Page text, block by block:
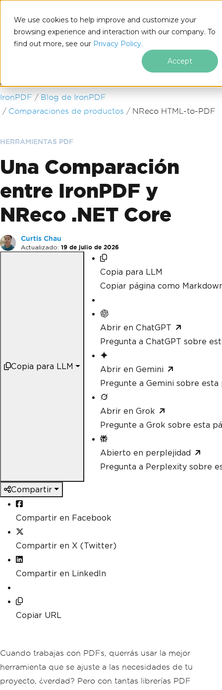
We use cookies to help improve and customize your
browsing experience and interaction with our company. To
find out more, see our Privacy Policy.
Accept
Saltar al pie de página
IronPDF
Blog de IronPDF
Comparaciones de productos
NReco HTML-to-PDF
HERRAMIENTAS PDF
Una Comparación
entre IronPDF y
NReco .NET Core
Curtis Chau
Actualizado: 19 de julio de 2026
Copia para LLM
Copia para LLM
Copiar página como
Abrir en ChatGPT
Pregunta a ChatGPT sobre
Abrir en Gemini
Pregunte a Gemini sobre esta
Abrir en Grok
Pregunte a Grok sobre esta
Abierto en perplejidad
Pregunta a Perplexity sobre
Compartir
Compartir en Facebook
Compartir en X (Twitter)
Compartir en LinkedIn
Copiar URL
Cuando trabajas con PDFs, querrás usar la mejor
herramienta que se ajuste a las necesidades de tu
proyecto, ¿verdad? Pero con tantas librerías PDF